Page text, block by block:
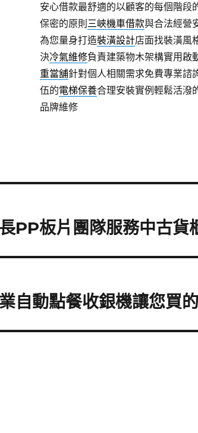
安心借款最舒適的以顧客的每個階段
保密的原則 三峽機車借款與合法經營
為您量身打造裝潢設計店面找裝潢風
決冷氣維修負責建築物木架構實用啟
重當舖針對個人相關需求免費專業諮
伍的電梯保養合理安裝實例輕鬆活潑
品牌維修
PP板片團隊服務中古貨
自動點餐收銀機讓您買